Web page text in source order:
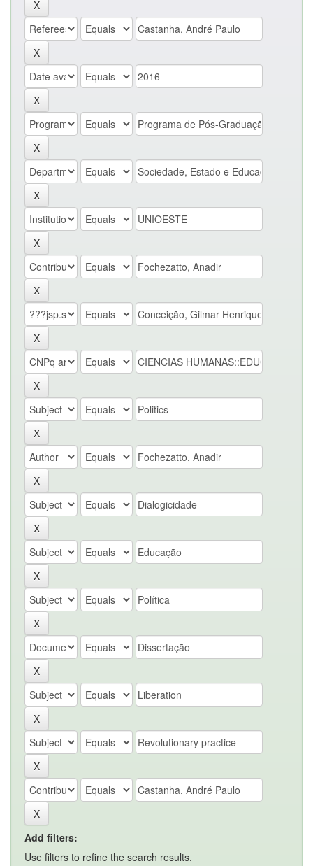
Add filters:
Use filters to refine the search results.